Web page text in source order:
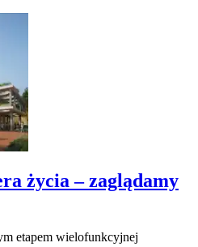
życia – zaglądamy
etapem wielofunkcyjnej